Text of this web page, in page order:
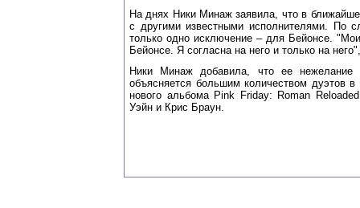
На днях Ники Минаж заявила, что в
с другими известными исполнителями. По
только одно исключение – для Бейонсе.
Бейонсе. Я согласна на него и только на
Ники Минаж добавила, что ее нежелание
объясняется большим количеством дуэтов
нового альбома Pink Friday: Roman
Уэйн и Крис Браун.